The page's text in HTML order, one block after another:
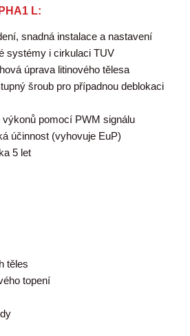
L:
snadná instalace a nastavení
systémy i cirkulaci TUV
úprava litinového tělesa
šroub pro případnou deblokaci
pomocí PWM signálu
účinnost (vyhovuje EuP)
5 let
těles
topení